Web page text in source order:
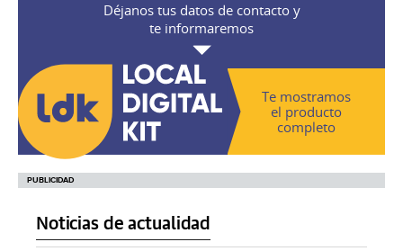
Déjanos tus datos de contacto y
te informaremos
Te mostramos
el producto
completo
Noticias de actualidad